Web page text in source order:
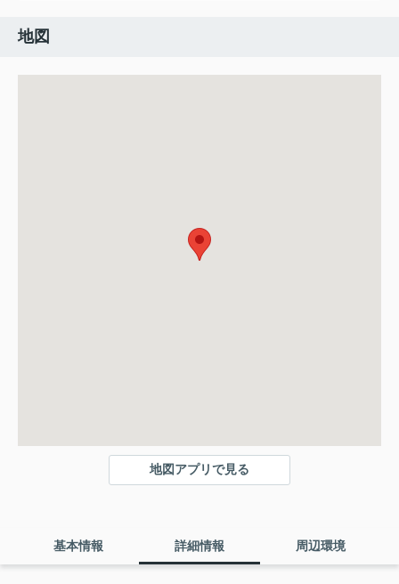
地図
地図アプリで見る
基本情報 詳細情報 周辺環境